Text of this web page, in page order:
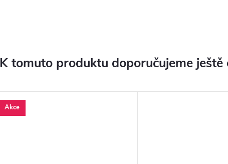
K tomuto produktu doporučujeme ještě
Akce